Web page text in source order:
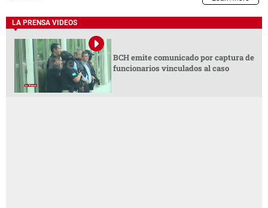
LA PRENSA VIDEOS
BCH emite comunicado por captura de
funcionarios vinculados al caso